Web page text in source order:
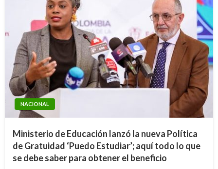
NACIONAL
Ministerio de Educación lanzó la nueva Política
de Gratuidad ‘Puedo Estudiar’; aquí todo lo que
se debe saber para obtener el beneficio